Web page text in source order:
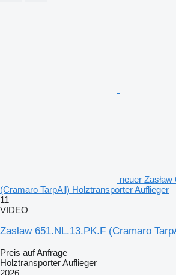
neuer
(Cramaro TarpAll) Holztransporter Auflieger
11
VIDEO
Zasław 651.NL.13.PK.F (Cramaro
Preis auf Anfrage
Holztransporter Auflieger
2026